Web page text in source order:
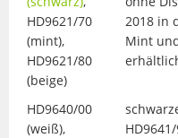
HD9621/70
(mint),
HD9621/80
(beige)
2018 in
Mint
HD9640/00
(weiß),